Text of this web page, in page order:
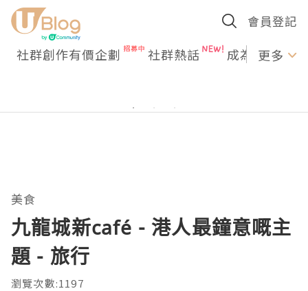
會員登記
社群創作有價企劃 社群熱話 成為U更多
美食
九龍城新café - 港人最鐘意嘅主
題 - 旅行
瀏覽次數:1197